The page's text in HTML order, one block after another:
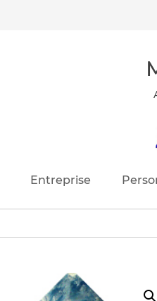
Entreprise